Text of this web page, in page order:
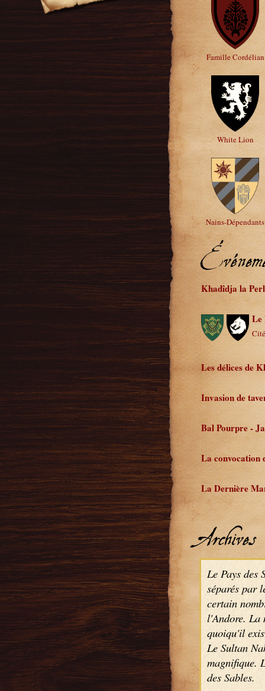
Famille Cordélian
White Lion
Nains-Dépendants
Khadîdja la
Le
Les délices de
Invasion de
Bal Pourpre -
La convocation
La Dernière
Archives
Le Pays des
séparés par
certain
l'Andore. La
quoiqu'il
Le Sultan
magnifique.
des Sables.